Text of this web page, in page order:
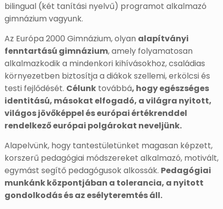
bilingual (két tanítási nyelvű) programot alkalmazó
gimnázium vagyunk.
Az Európa 2000 Gimnázium, olyan alapítványi
fenntartású gimnázium, amely folyamatosan
alkalmazkodik a mindenkori kihívásokhoz, családias
környezetben biztosítja a diákok szellemi, erkölcsi és
testi fejlődését. Célunktovábbá, hogy egészséges
identitású, másokat elfogadó, a világra nyitott,
világos jövőképpel és európai értékrenddel
rendelkező európai polgárokat neveljünk.
Alapelvünk, hogy tantestületünket magasan képzett,
korszerű pedagógiai módszereket alkalmazó, motivált,
egymást segítő pedagógusok alkossák. Pedagógiai
munkánk központjában a tolerancia, a nyitott
gondolkodás és az esélyteremtés áll.